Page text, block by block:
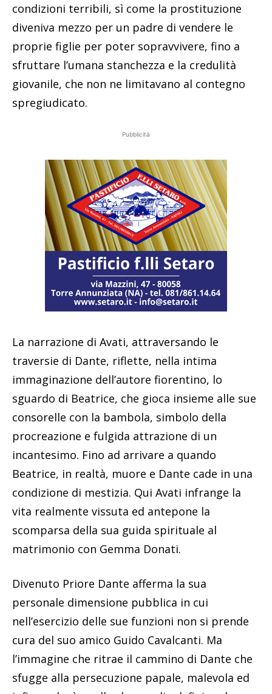
condizioni terribili, sì come la prostituzione
diveniva mezzo per un padre di vendere le
proprie figlie per poter sopravvivere, fino a
sfruttare l’umana stanchezza e la credulità
giovanile, che non ne limitavano al contegno
spregiudicato.
Pubblicità
La narrazione di Avati, attraversando le
traversie di Dante, riflette, nella intima
immaginazione dell’autore fiorentino, lo
sguardo di Beatrice, che gioca insieme alle sue
consorelle con la bambola, simbolo della
procreazione e fulgida attrazione di un
incantesimo. Fino ad arrivare a quando
Beatrice, in realtà, muore e Dante cade in una
condizione di mestizia. Qui Avati infrange la
vita realmente vissuta ed antepone la
scomparsa della sua guida spirituale al
matrimonio con Gemma Donati.
Divenuto Priore Dante afferma la sua
personale dimensione pubblica in cui
nell’esercizio delle sue funzioni non si prende
cura del suo amico Guido Cavalcanti. Ma
l’immagine che ritrae il cammino di Dante che
sfugge alla persecuzione papale, malevola ed